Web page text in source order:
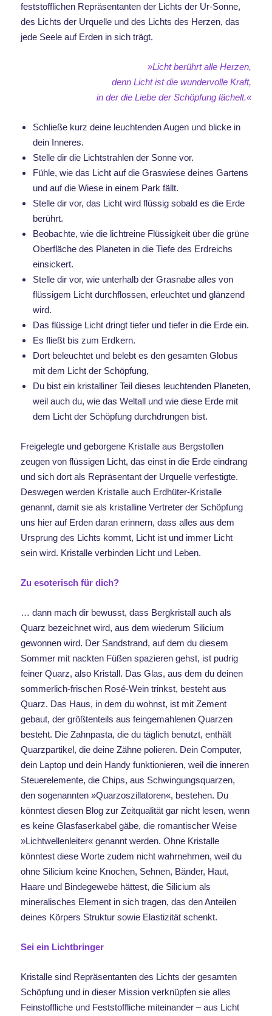
feststofflichen Repräsentanten der Lichts der Ur-Sonne,
des Lichts der Urquelle und des Lichts des Herzen, das
jede Seele auf Erden in sich trägt.
»Licht berührt alle Herzen,
denn Licht ist die wundervolle Kraft,
in der die Liebe der Schöpfung lächelt.«
Schließe kurz deine leuchtenden Augen und blicke in
dein Inneres.
Stelle dir die Lichtstrahlen der Sonne vor.
Fühle, wie das Licht auf die Graswiese deines Gartens
und auf die Wiese in einem Park fällt.
Stelle dir vor, das Licht wird flüssig sobald es die Erde
berührt.
Beobachte, wie die lichtreine Flüssigkeit über die grüne
Oberfläche des Planeten in die Tiefe des Erdreichs
einsickert.
Stelle dir vor, wie unterhalb der Grasnabe alles von
flüssigem Licht durchflossen, erleuchtet und glänzend
wird.
Das flüssige Licht dringt tiefer und tiefer in die Erde ein.
Es fließt bis zum Erdkern.
Dort beleuchtet und belebt es den gesamten Globus
mit dem Licht der Schöpfung,
Du bist ein kristalliner Teil dieses leuchtenden Planeten,
weil auch du, wie das Weltall und wie diese Erde mit
dem Licht der Schöpfung durchdrungen bist.
Freigelegte und geborgene Kristalle aus Bergstollen
zeugen von flüssigen Licht, das einst in die Erde eindrang
und sich dort als Repräsentant der Urquelle verfestigte.
Deswegen werden Kristalle auch Erdhüter-Kristalle
genannt, damit sie als kristalline Vertreter der Schöpfung
uns hier auf Erden daran erinnern, dass alles aus dem
Ursprung des Lichts kommt, Licht ist und immer Licht
sein wird. Kristalle verbinden Licht und Leben.
Zu esoterisch für dich?
… dann mach dir bewusst, dass Bergkristall auch als
Quarz bezeichnet wird, aus dem wiederum Silicium
gewonnen wird. Der Sandstrand, auf dem du diesem
Sommer mit nackten Füßen spazieren gehst, ist pudrig
feiner Quarz, also Kristall. Das Glas, aus dem du deinen
sommerlich-frischen Rosé-Wein trinkst, besteht aus
Quarz. Das Haus, in dem du wohnst, ist mit Zement
gebaut, der größtenteils aus feingemahlenen Quarzen
besteht. Die Zahnpasta, die du täglich benutzt, enthält
Quarzpartikel, die deine Zähne polieren. Dein Computer,
dein Laptop und dein Handy funktionieren, weil die inneren
Steuerelemente, die Chips, aus Schwingungsquarzen,
den sogenannten »Quarzoszillatoren«, bestehen. Du
könntest diesen Blog zur Zeitqualität gar nicht lesen, wenn
es keine Glasfaserkabel gäbe, die romantischer Weise
»Lichtwellenleiter« genannt werden. Ohne Kristalle
könntest diese Worte zudem nicht wahrnehmen, weil du
ohne Silicium keine Knochen, Sehnen, Bänder, Haut,
Haare und Bindegewebe hättest, die Silicium als
mineralisches Element in sich tragen, das den Anteilen
deines Körpers Struktur sowie Elastizität schenkt.
Sei ein Lichtbringer
Kristalle sind Repräsentanten des Lichts der gesamten
Schöpfung und in dieser Mission verknüpfen sie alles
Feinstoffliche und Feststoffliche miteinander – aus Licht